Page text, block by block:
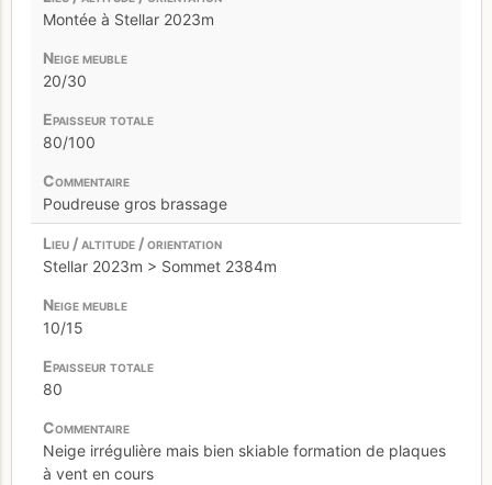
Montée à Stellar 2023m
20/30
80/100
Poudreuse gros brassage
Stellar 2023m > Sommet 2384m
10/15
80
Neige irrégulière mais bien skiable formation de plaques
à vent en cours